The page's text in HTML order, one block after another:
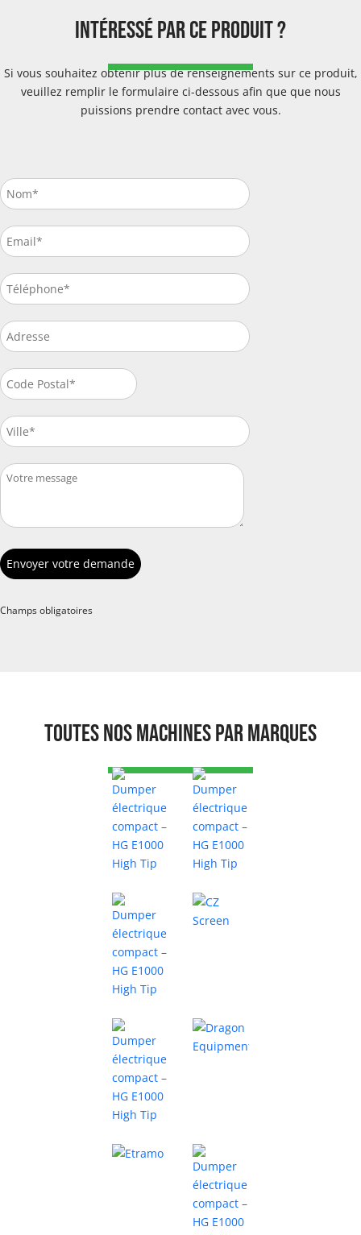
intéressé par ce produit ?
Si vous souhaitez obtenir plus de renseignements sur ce produit,
veuillez remplir le formulaire ci-dessous afin que que nous
puissions prendre contact avec vous.
Champs obligatoires
Toutes nos machines par marques